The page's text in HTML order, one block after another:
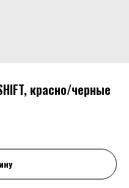
красно/черные